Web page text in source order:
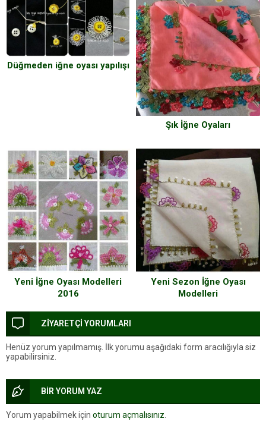
Düğmeden iğne oyası yapılışı
Şık İğne Oyaları
Yeni İğne Oyası Modelleri
2016
Yeni Sezon İğne Oyası
Modelleri
ZİYARETÇİ YORUMLARI
Henüz yorum yapılmamış. İlk yorumu aşağıdaki form aracılığıyla siz
yapabilirsiniz.
BİR YORUM YAZ
Yorum yapabilmek için oturum açmalısınız